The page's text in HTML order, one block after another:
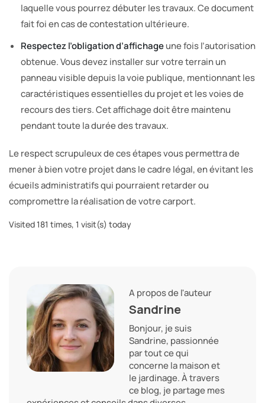
laquelle vous pourrez débuter les travaux. Ce document
fait foi en cas de contestation ultérieure.
Respectez l’obligation d’affichageune fois l’autorisation
obtenue. Vous devez installer sur votre terrain un
panneau visible depuis la voie publique, mentionnant les
caractéristiques essentielles du projet et les voies de
recours des tiers. Cet affichage doit être maintenu
pendant toute la durée des travaux.
Le respect scrupuleux de ces étapes vous permettra de
mener à bien votre projet dans le cadre légal, en évitant les
écueils administratifs qui pourraient retarder ou
compromettre la réalisation de votre carport.
Visited 181 times, 1 visit(s) today
A propos de l'auteur
Sandrine
Bonjour, je suis
Sandrine, passionnée
par tout ce qui
concerne la maison et
le jardinage. À travers
ce blog, je partage mes